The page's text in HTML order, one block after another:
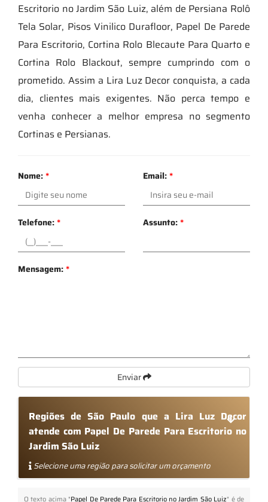
Escritorio no Jardim São Luiz, além de Persiana Rolô
Tela Solar, Pisos Vinilico Durafloor, Papel De Parede
Para Escritorio, Cortina Rolo Blecaute Para Quarto e
Cortina Rolo Blackout, sempre cumprindo com o
prometido. Assim a Lira Luz Decor conquista, a cada
dia, clientes mais exigentes. Não perca tempo e
venha conhecer a melhor empresa no segmento
Cortinas e Persianas.
Nome:* Email:*
Telefone:* Assunto:*
Mensagem:*
Enviar
Regiões de São Paulo que a Lira Luz Decor
atende com Papel De Parede Para Escritorio no
Jardim São Luiz
Selecione uma região para solicitar um orçamento
O texto acima "Papel De Parede Para Escritorio no Jardim São Luiz" é de